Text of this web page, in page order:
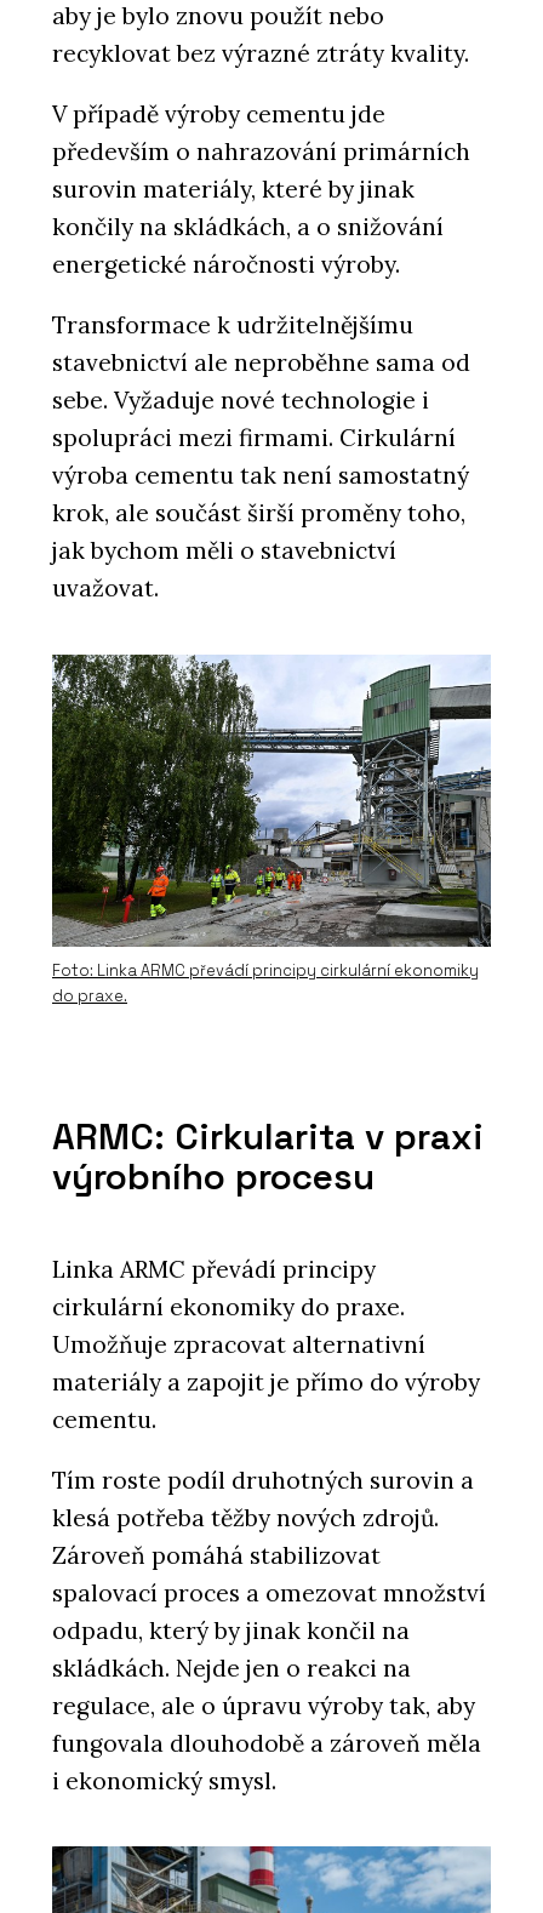
aby je bylo znovu použít nebo
recyklovat bez výrazné ztráty kvality.
V případě výroby cementu jde
především o nahrazování primárních
surovin materiály, které by jinak
končily na skládkách, a o snižování
energetické náročnosti výroby.
Transformace k udržitelnějšímu
stavebnictví ale neproběhne sama od
sebe. Vyžaduje nové technologie i
spolupráci mezi firmami. Cirkulární
výroba cementu tak není samostatný
krok, ale součást širší proměny toho,
jak bychom měli o stavebnictví
uvažovat.
Foto: Linka ARMC převádí principy cirkulární ekonomiky
do praxe.
ARMC: Cirkularita v praxi
výrobního procesu
Linka ARMC převádí principy
cirkulární ekonomiky do praxe.
Umožňuje zpracovat alternativní
materiály a zapojit je přímo do výroby
cementu.
Tím roste podíl druhotných surovin a
klesá potřeba těžby nových zdrojů.
Zároveň pomáhá stabilizovat
spalovací proces a omezovat množství
odpadu, který by jinak končil na
skládkách. Nejde jen o reakci na
regulace, ale o úpravu výroby tak, aby
fungovala dlouhodobě a zároveň měla
i ekonomický smysl.